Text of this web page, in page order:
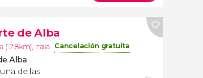
de Alba
(12.8km), Italia Cancelación gratuita
Alba
de las